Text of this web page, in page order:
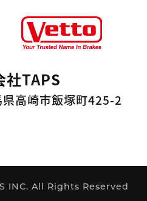
社TAPS
高崎市飯塚町425-2
INC. All Rights Reserved